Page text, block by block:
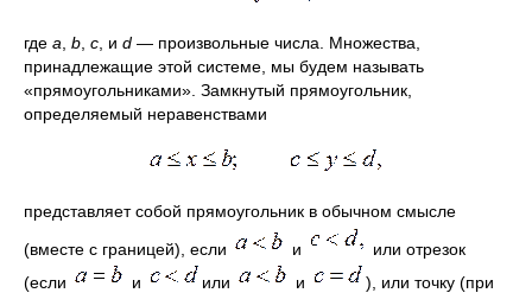
где а b с , и d — произвольные числа. Множества,
принадлежащие этой системе, мы будем называть
«прямоугольниками». Замкнутый прямоугольник,
определяемый неравенствами
представляет собой прямоугольник в обычном смысле
(вместе с границей), если
и
или отрезок
(если
и или и
), или точку (при